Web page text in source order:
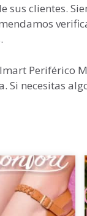
sus clientes.
Periférico
necesitas